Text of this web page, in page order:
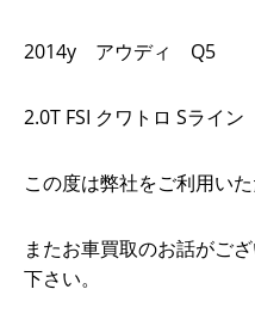
2014y アウディ Q5
2.0T FSI クワトロ Sライ
この度は弊社をご利用い
またお車買取のお話がご
下さい。